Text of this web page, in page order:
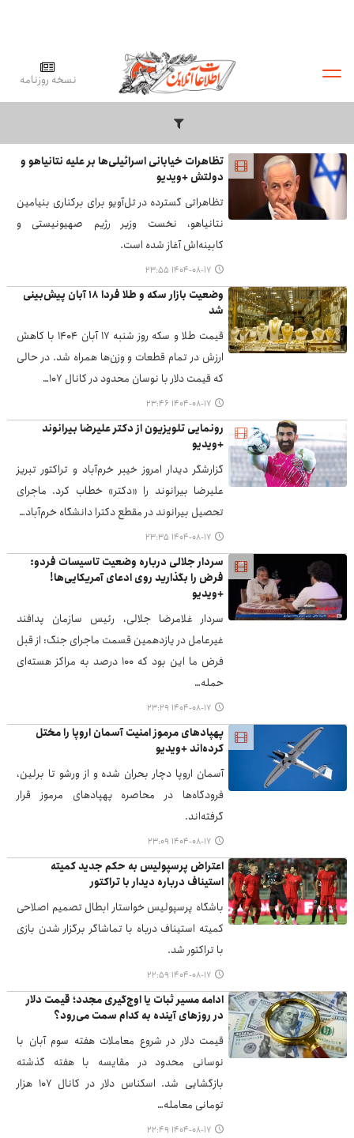
نسخه روزنامه
تظاهرات خیابانی اسرائیلی‌ها بر علیه نتانیاهو و
دولتش +ویدیو
تظاهراتی گسترده در تل‌آویو برای برکناری بنیامین
نتانیاهو، نخست وزیر رژیم صهیونیستی و
کابینه‌اش آغاز شده است.
۱۴۰۴-۰۸-۱۷ ۲۳:۵۵
وضعیت بازار سکه و طلا فردا ۱۸ آبان پیش‌بینی
شد
قیمت طلا و سکه روز شنبه ۱۷ آبان ۱۴۰۴ با کاهش
ارزش در تمام قطعات و وزن‌ها همراه شد. در حالی
که قیمت دلار با نوسان محدود در کانال ۱۰۷…
۱۴۰۴-۰۸-۱۷ ۲۳:۴۶
رونمایی تلویزیون از دکتر علیرضا بیرانوند
+ویدیو
گزارشگر دیدار امروز خیبر خرم‌آباد و تراکتور تبریز
علیرضا بیرانوند را «دکتر» خطاب کرد. ماجرای
تحصیل بیرانوند در مقطع دکترا دانشگاه خرم‌آباد…
۱۴۰۴-۰۸-۱۷ ۲۳:۳۵
سردار جلالی درباره وضعیت تاسیسات فردو:
فرض را بگذارید روی ادعای آمریکایی‌ها!
+ویدیو
سردار غلامرضا جلالی، رئیس سازمان پدافند
غیرعامل در یازدهمین قسمت ماجرای جنگ: از قبل
فرض ما این بود که ۱۰۰ درصد به مراکز هسته‌ای
حمله…
۱۴۰۴-۰۸-۱۷ ۲۳:۲۹
پهپادهای مرموز امنیت آسمان اروپا را مختل
کرده‌اند +ویدیو
آسمان اروپا دچار بحران شده و از ورشو تا برلین،
فرودگاه‌ها در محاصره پهپادهای مرموز قرار
گرفته‌اند.
۱۴۰۴-۰۸-۱۷ ۲۳:۰۹
اعتراض پرسپولیس به حکم جدید کمیته
استیناف درباره دیدار با تراکتور
باشگاه پرسپولیس خواستار ابطال تصمیم اصلاحی
کمیته استیناف درباه با تماشاگر برگزار شدن بازی
با تراکتور شد.
۱۴۰۴-۰۸-۱۷ ۲۲:۵۹
ادامه مسیر ثبات یا اوج‌گیری مجدد؛ قیمت دلار
در روزهای آینده به کدام سمت می‌رود؟
قیمت دلار در شروع معاملات هفته سوم آبان با
نوسانی محدود در مقایسه با هفته گذشته
بازگشایی شد. اسکناس دلار در کانال ۱۰۷ هزار
تومانی معامله…
۱۴۰۴-۰۸-۱۷ ۲۲:۴۹